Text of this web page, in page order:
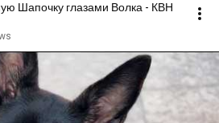
Шапочку глазами Волка - КВН